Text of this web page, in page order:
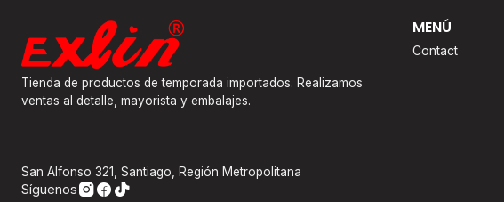
Tienda de productos de temporada importados. Realizamos
ventas al detalle, mayorista y embalajes.
San Alfonso 321, Santiago, Región Metropolitana
Síguenos
MENÚ
Contact